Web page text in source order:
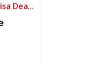
Deals